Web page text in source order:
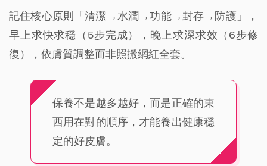
記住核心原則「清潔→水潤→功能→封存→防護」，
早上求快求穩（5步完成），晚上求深求效（6步修
復），依膚質調整而非照搬網紅全套。
保養不是越多越好，而是正確的東
西用在對的順序，才能養出健康穩
定的好皮膚。